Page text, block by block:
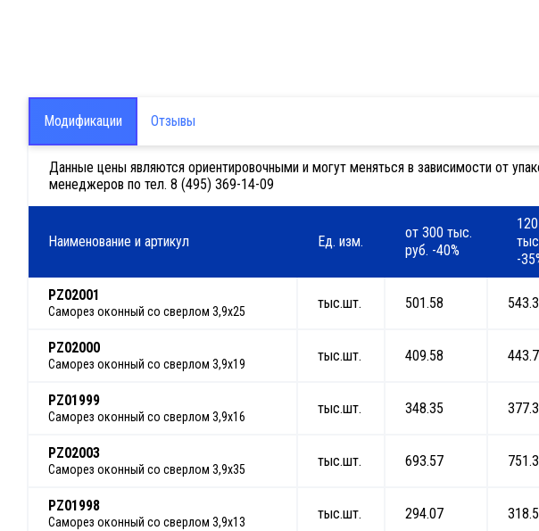
Модификации Отзывы
Данные цены являются ориентировочными и могут меняться в зависимости от
менеджеров по тел. 8 (495) 369-14-09
Наименование и артикул Ед. изм.
от 300 тыс.
руб. -40%
-
PZ02001
Саморез оконный со сверлом 3,9х25
тыс.шт. 501.58
PZ02000
Саморез оконный со сверлом 3,9х19
тыс.шт. 409.58
PZ01999
Саморез оконный со сверлом 3,9х16
тыс.шт. 348.35
PZ02003
Саморез оконный со сверлом 3,9х35
тыс.шт. 693.57
PZ01998
Саморез оконный со сверлом 3,9х13
тыс.шт. 294.07